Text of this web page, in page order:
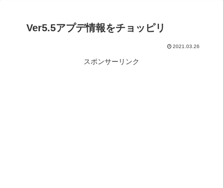
Ver5.5アプデ情報をチョッピリ
2021.03.26
スポンサーリンク